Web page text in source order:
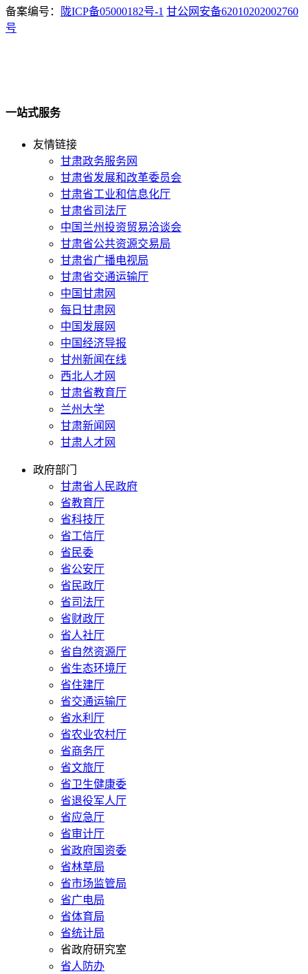
备案编号： 陇ICP备05000182号-1 甘公网安备62010202002760
号
一站式服务
友情链接
甘肃政务服务网
甘肃省发展和改革委员会
甘肃省工业和信息化厅
甘肃省司法厅
中国兰州投资贸易洽谈会
甘肃省公共资源交易局
甘肃省广播电视局
甘肃省交通运输厅
中国甘肃网
每日甘肃网
中国发展网
中国经济导报
甘州新闻在线
西北人才网
甘肃省教育厅
兰州大学
甘肃新闻网
甘肃人才网
政府部门
甘肃省人民政府
省教育厅
省科技厅
省工信厅
省民委
省公安厅
省民政厅
省司法厅
省财政厅
省人社厅
省自然资源厅
省生态环境厅
省住建厅
省交通运输厅
省水利厅
省农业农村厅
省商务厅
省文旅厅
省卫生健康委
省退役军人厅
省应急厅
省审计厅
省政府国资委
省林草局
省市场监管局
省广电局
省体育局
省统计局
省政府研究室
省人防办